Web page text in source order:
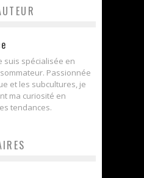
suis spécialisée en
Passionnée
et les subcultures, je
ma curiosité en
tendances.